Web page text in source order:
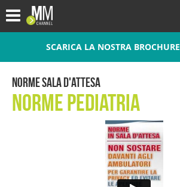
SCARICA LA NOSTRA BROCHURE
Norme Sala d'Attesa
Norme Pediatria